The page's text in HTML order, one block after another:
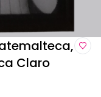
Claro